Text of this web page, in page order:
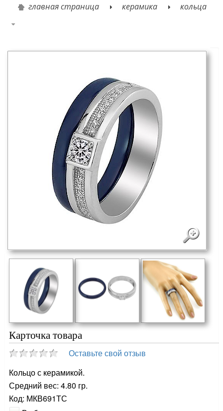
главная страница керамика кольца
Карточка товара
Оставьте свой отзыв
Кольцо с керамикой.
Средний вес: 4.80 гр.
Код: МКВ691ТС